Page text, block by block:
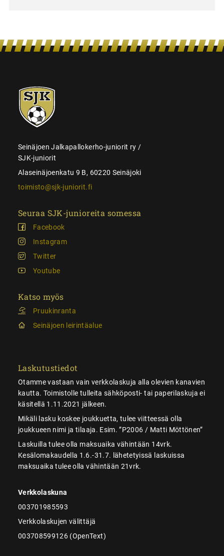
SJK-
juniorit
Seinäjoen Jalkapallokerho-juniorit ry /
SJK-juniorit
Alaseinäjoenkatu 9 B, 60220 Seinäjoki
toimisto@sjk-juniorit.fi
Seuraa SJK-junioreita somessa
Facebook
Instagram
Twitter
Youtube
Katso myös
Pruukinranta
Seinäjoen leirintäalue
Laskutustiedot
Otamme vastaan vain verkkolaskuja alla olevien kanavien
kautta. Toimistolle tulleita sähköposti- tai paperilaskuja ei
käsitellä 1.11.2021 jälkeen.
Mikäli lasku koskee joukkuetta, tulee viitteessä olla
joukkueen nimi ja tilaaja. Esim. ”P2006 / Matti Möttönen”
Laskuilla tulee olla maksuaika vähintään 14vrk.
Kesälomakaudella 1.6.-31.7. lähetetyissä laskuissa
maksuaika tulee olla vähintään 21vrk.
Verkkolaskuna
003701985593
Verkkolaskujen välittäjä
003708599126 (OpenText)